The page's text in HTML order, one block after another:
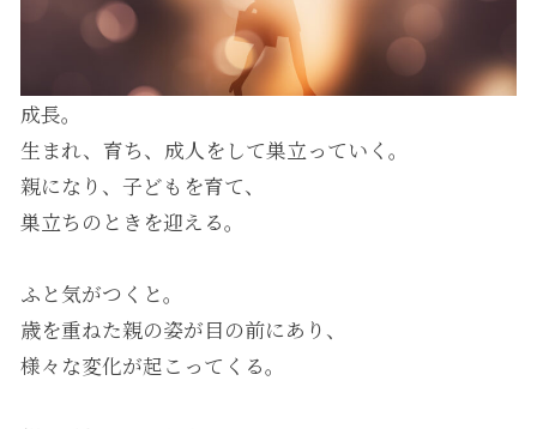
成長。
生まれ、育ち、成人をして巣立っていく。
親になり、子どもを育て、
巣立ちのときを迎える。
ふと気がつくと。
歳を重ねた親の姿が目の前にあり、
様々な変化が起こってくる。